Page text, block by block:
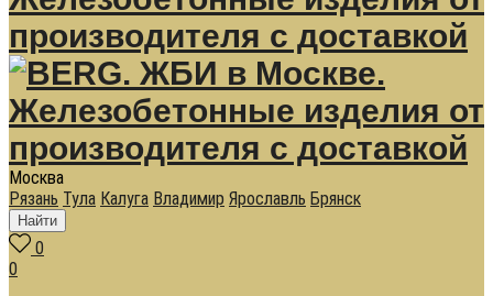
Москва
Рязань Тула Калуга Владимир Ярославль Брянск
Найти
0
0